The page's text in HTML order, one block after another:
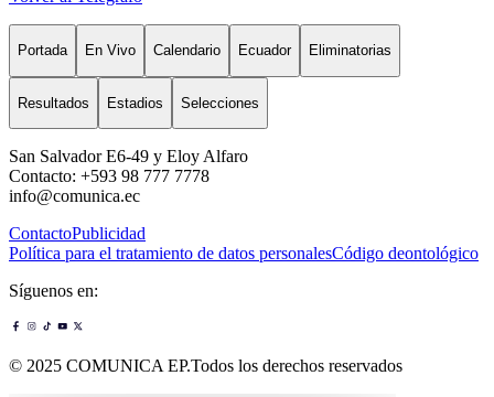
Portada En Vivo Calendario Ecuador Eliminatorias
Resultados Estadios Selecciones
San Salvador E6-49 y Eloy Alfaro
Contacto: +593 98 777 7778
info@comunica.ec
ContactoPublicidad
Política para el tratamiento de datos personalesCódigo deontológico
Síguenos en:
© 2025 COMUNICA EP.Todos los derechos reservados